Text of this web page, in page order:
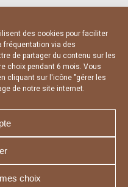
des cookies pour faciliter
fréquentation via des
de partager du contenu sur les
choix pendant 6 mois. Vous
cliquant sur l'icône "gérer les
de notre site internet.
choix
LÉGALES
DE CONFIDENTIALITÉ